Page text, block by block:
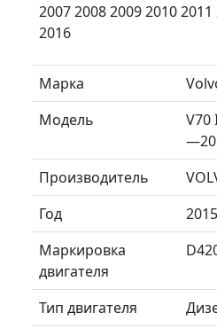
2007 2008 2009 2010
2016
Марка
Модель
V70
Производитель
Год
2015
Маркировка
двигателя
Тип двигателя